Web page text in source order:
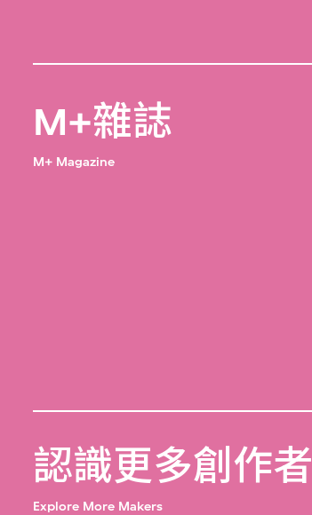
M+雜誌
M+ Magazine
認識更多創作者
Explore More Makers